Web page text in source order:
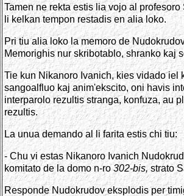
Tamen ne rekta estis lia vojo al
li kelkan tempon restadis en alia loko.
Pri tiu alia loko la memoro de
Memorighis nur skribotablo, shranko kaj
Tie kun Nikanoro Ivanich, kies vidado iel
sangoalfluo kaj anim'ekscito, oni havis
interparolo rezultis stranga, konfuza, au
rezultis.
La unua demando al li farita estis chi tiu:
- Chu vi estas Nikanoro Ivanich
komitato de la domo n-ro302-bis,strato
Responde Nudokrudov eksplodis per